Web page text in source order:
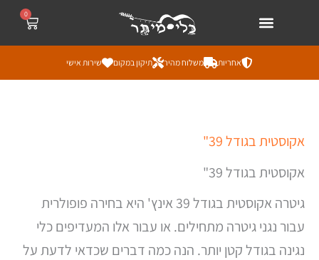
0
עגלת
קניות
אחריות משלוח מהיר תיקון במקום שירות אישי
אקוסטית בגודל 39"
אקוסטית בגודל 39"
גיטרה אקוסטית בגודל 39 אינץ' היא בחירה פופולרית
עבור נגני גיטרה מתחילים. או עבור אלו המעדיפים כלי
נגינה בגודל קטן יותר. הנה כמה דברים שכדאי לדעת על